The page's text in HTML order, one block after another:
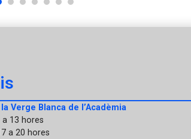
Verge Blanca de l’Acadèmia
a 13 hores
a 20 hores